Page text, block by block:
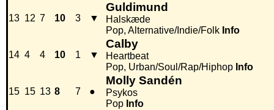
13 12 7 10 3 ▼
Guldimund
Halskæde
Pop, Alternative/Indie/Folk Info
14 4 4 10 1 ▼
Calby
Heartbeat
Pop, Urban/Soul/Rap/Hiphop Info
15 15 13 8 7 ●
Molly Sandén
Psykos
Pop Info